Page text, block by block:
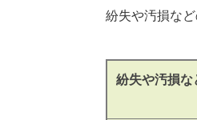
紛失や汚損な
紛失や汚損な